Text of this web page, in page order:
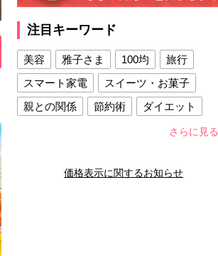
注目キーワード
美容 雅子さま 100均
旅行
スマート家電
スイーツ・お菓子
親との関係
節約術
ダイエット
夫との関係
新津春子 どか食い
さらに見る
価格表示に関するお知らせ